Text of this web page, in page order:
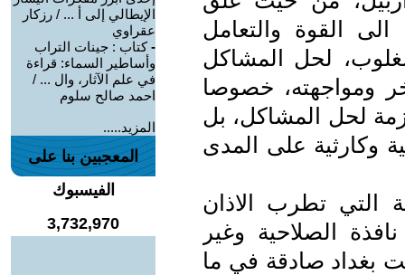
القوة والتعامل
لحل المشاكل
ومواجهته، خصوصا
لحل المشاكل، بل
وكارثية على المدى
التي تطرب الاذان
الصلاحية وغير
بغداد صادقة في ما
الإيطالي إلى أ ... / رزكار
عقراوي
-كتاب : جينات التراب
وأساطير السماء: قراءة
في علم الآثار، وال ... /
احمد صالح سلوم
المزيد.....
المعجبين بنا على
الفيسبوك
3,732,970